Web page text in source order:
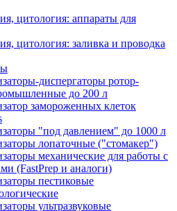
цитология: аппараты для
цитология: заливка и проводка
диспергаторы ротор-
до 200 л
замороженных клеток
"под давлением" до 1000 л
лопаточные ("стомакер")
механические для работы с
(FastPrep и аналоги)
пестиковые
ультразвуковые